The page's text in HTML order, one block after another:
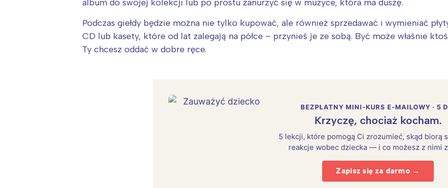
album do swojej kolekcji lub po prostu zanurzyć się w muzyce, która ma duszę.
Podczas giełdy będzie można nie tylko kupować, ale również sprzedawać i wymieniać
CD lub kasety, które od lat zalegają na półce – przynieś je ze sobą. Być może właśnie
Ty chcesz oddać w dobre ręce.
BEZPŁATNY MINI-KURS E-MAILOWY · 5
Krzyczę, chociaż kocham.
5 lekcji, które pomogą Ci zrozumieć, skąd biorą
reakcje wobec dziecka — i co możesz z nimi
Zapisz się za darmo →